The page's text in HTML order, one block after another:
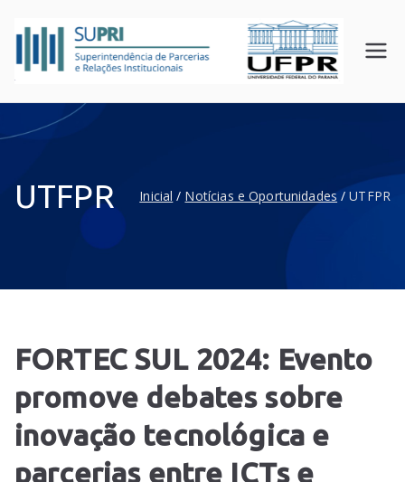
SUPR
Superin
cia de
Relaçõ
es
UTFPR Inicial Notícias e Oportunidades UTFPR
FORTEC SUL 2024: Evento
promove debates sobre
inovação tecnológica e
parcerias entre ICTs e